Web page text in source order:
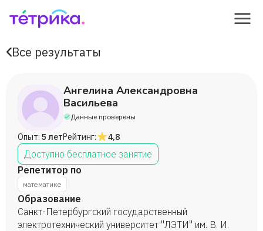
Все результаты
Ангелина Александровна
Васильева
Данные проверены
Опыт: 5 летРейтинг: 4,8
Доступно бесплатное занятие
Репетитор по
математике
Образование
Санкт-Петербургский государственный
электротехнический университет "ЛЭТИ" им. В. И.